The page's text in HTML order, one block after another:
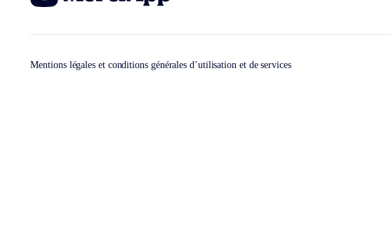
Mentions légales et conditions générales d’utilisation et de services